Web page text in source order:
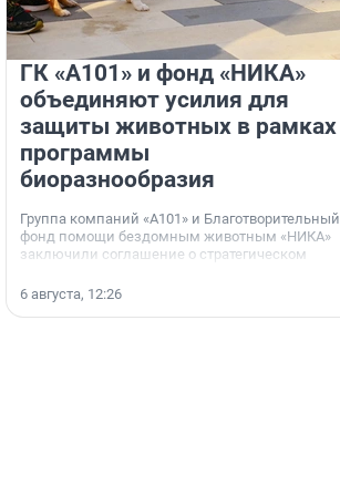
ГК «А101» и фонд «НИКА»
объединяют усилия для
защиты животных в рамках
программы
биоразнообразия
Группа компаний «А101» и Благотворительный
фонд помощи бездомным животным «НИКА»
заключили соглашение о стратегическом
6 августа, 12:26